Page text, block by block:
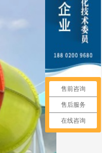
售前咨询
售后服务
在线咨询